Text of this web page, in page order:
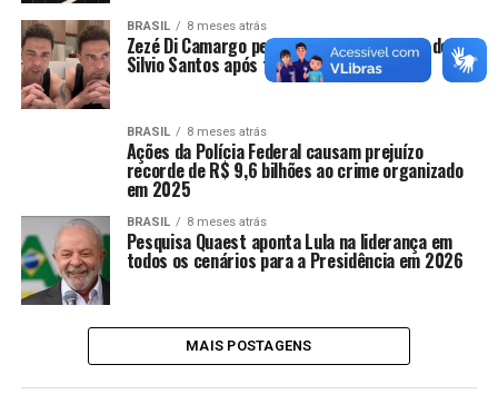
BRASIL 8 meses atrás
Zezé Di Camargo pede desculpas às filhas de
Silvio Santos após fala polêmica
BRASIL 8 meses atrás
Ações da Polícia Federal causam prejuízo
recorde de R$ 9,6 bilhões ao crime organizado
em 2025
BRASIL 8 meses atrás
Pesquisa Quaest aponta Lula na liderança em
todos os cenários para a Presidência em 2026
MAIS POSTAGENS